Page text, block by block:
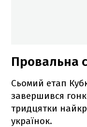
Провальна
Сьомий етап
завершився
тридцятки
українок.